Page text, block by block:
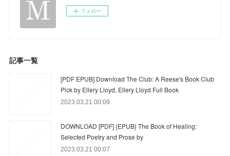
フォロー
記事一覧
[PDF EPUB] Download The Club: A Reese's Book Club
Pick by Ellery Lloyd, Ellery Lloyd Full Book
2023.03.21 00:09
DOWNLOAD [PDF] {EPUB} The Book of Healing:
Selected Poetry and Prose by
2023.03.21 00:07